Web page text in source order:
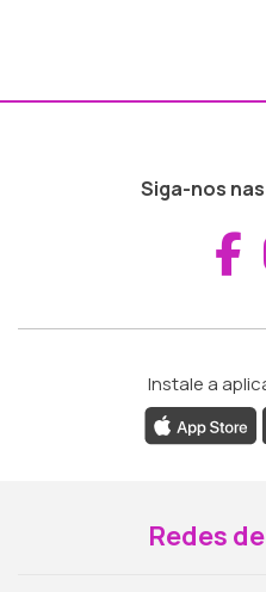
Siga-nos
Instale a
Redes